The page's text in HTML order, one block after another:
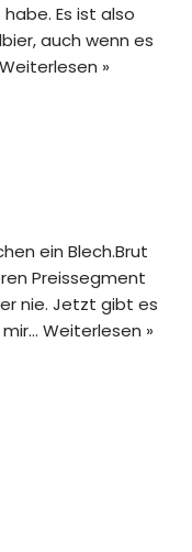
Es ist also
auch wenn es
Weiterlesen »
ein Blech.Brut
Preissegment
nie. Jetzt gibt es
Weiterlesen »